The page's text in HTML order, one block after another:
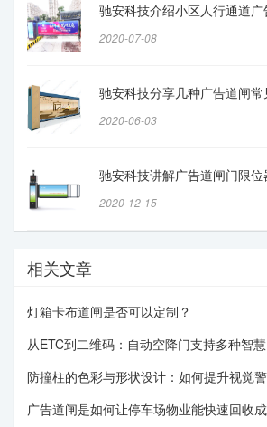
驰安科技介绍小区人行通道
2020-07-08
驰安科技分享几种广告道闸
2020-06-03
驰安科技讲解广告道闸门限
2020-12-15
相关文章
灯箱卡布道闸是否可以定制？
从ETC到二维码：自动空降门支持多种智
防撞柱的色彩与形状设计：如何提升视觉
广告道闸是如何让停车场物业能快速回收